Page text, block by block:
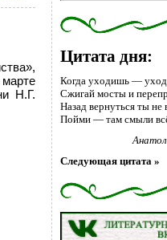
марте
Н.Г.
Цитата дня:
Когда уходишь —
Сжигай мосты и
Назад вернуться ты не
Пойми — там смыли
Следующая цитата »